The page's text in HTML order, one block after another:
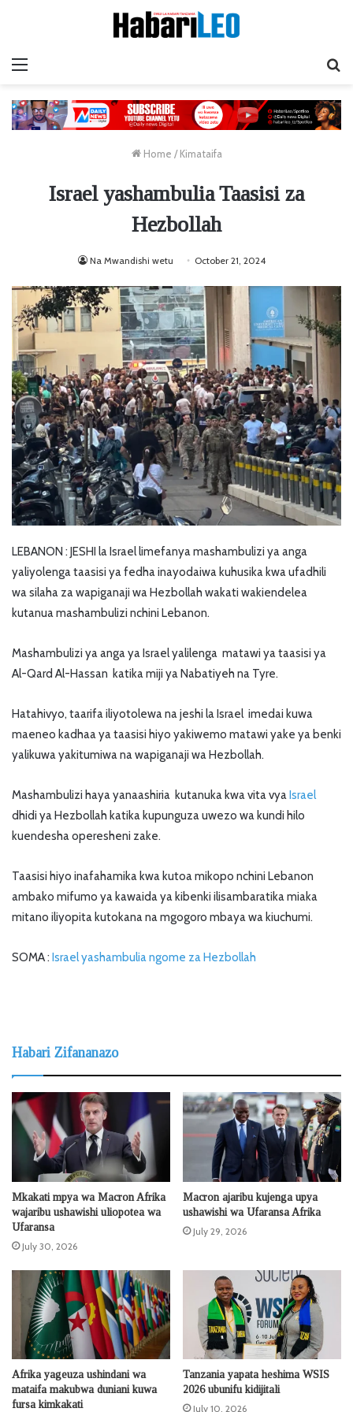
Home / Kimataifa
Israel yashambulia Taasisi za
Hezbollah
Na Mwandishi wetu October 21, 2024
LEBANON : JESHI la Israel limefanya mashambulizi ya anga
yaliyolenga taasisi ya fedha inayodaiwa kuhusika kwa ufadhili
wa silaha za wapiganaji wa Hezbollah wakati wakiendelea
kutanua mashambulizi nchini Lebanon.
Mashambulizi ya anga ya Israel yalilenga matawi ya taasisi ya
Al-Qard Al-Hassan katika miji ya Nabatiyeh na Tyre.
Hatahivyo, taarifa iliyotolewa na jeshi la Israel imedai kuwa
maeneo kadhaa ya taasisi hiyo yakiwemo matawi yake ya benki
yalikuwa yakitumiwa na wapiganaji wa Hezbollah.
Mashambulizi haya yanaashiria kutanuka kwa vita vyaIsrael
dhidi ya Hezbollah katika kupunguza uwezo wa kundi hilo
kuendesha operesheni zake.
Taasisi hiyo inafahamika kwa kutoa mikopo nchini Lebanon
ambako mifumo ya kawaida ya kibenki ilisambaratika miaka
mitano iliyopita kutokana na mgogoro mbaya wa kiuchumi.
SOMA : Israel yashambulia ngome za Hezbollah
Habari Zifananazo
Mkakati mpya wa Macron Afrika
wajaribu ushawishi uliopotea wa
Ufaransa
July 30, 2026
Macron ajaribu kujenga upya
ushawishi wa Ufaransa Afrika
July 29, 2026
Afrika yageuza ushindani wa
mataifa makubwa duniani kuwa
fursa kimkakati
Tanzania yapata heshima WSIS
2026 ubunifu kidijitali
July 10, 2026